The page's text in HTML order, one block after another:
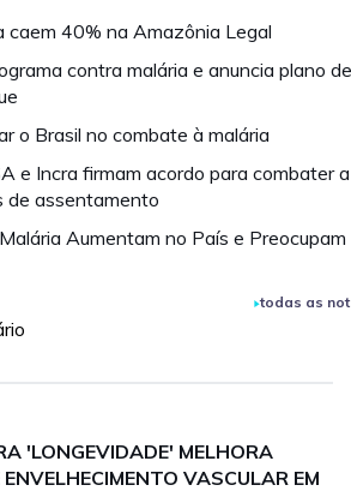
caem 40% na Amazônia Legal
contra malária e anuncia plano de
o Brasil no combate à malária
e Incra firmam acordo para combater a
de assentamento
Aumentam no País e Preocupam
todas as
'LONGEVIDADE' MELHORA
VASCULAR EM